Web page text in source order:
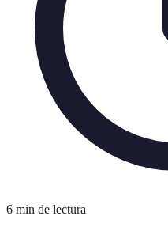
6 min de lectura